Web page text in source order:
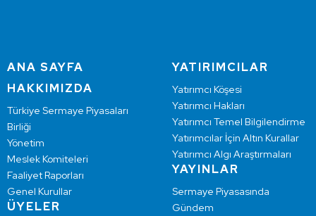
ANA SAYFA
HAKKIMIZDA
Türkiye Sermaye Piyasaları
Birliği
Yönetim
Meslek Komiteleri
Faaliyet Raporları
Genel Kurullar
ÜYELER
YATIRIMCILAR
Yatırımcı Köşesi
Yatırımcı Hakları
Yatırımcı Temel Bilgilendirme
Yatırımcılar İçin Altın Kurallar
Yatırımcı Algı Araştırmaları
YAYINLAR
Sermaye Piyasasında
Gündem